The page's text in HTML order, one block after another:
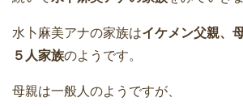
水卜麻美アナの家族はイケメン父親、
５人家族のようです。
母親は一般人のようですが、